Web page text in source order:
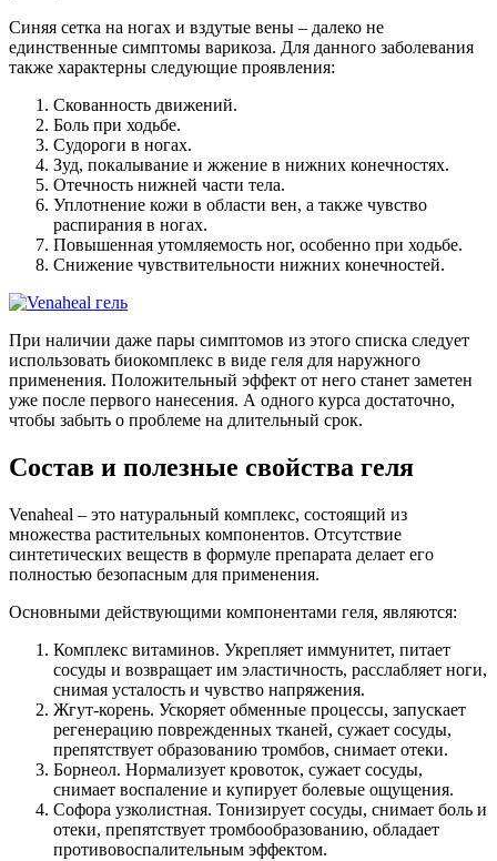
Синяя сетка на ногах и вздутые вены – далеко не
единственные симптомы варикоза. Для данного заболевания
также характерны следующие проявления:
Скованность движений.
Боль при ходьбе.
Судороги в ногах.
Зуд, покалывание и жжение в нижних конечностях.
Отечность нижней части тела.
Уплотнение кожи в области вен, а также чувство
распирания в ногах.
Повышенная утомляемость ног, особенно при ходьбе.
Снижение чувствительности нижних конечностей.
При наличии даже пары симптомов из этого списка следует
использовать биокомплекс в виде геля для наружного
применения. Положительный эффект от него станет заметен
уже после первого нанесения. А одного курса достаточно,
чтобы забыть о проблеме на длительный срок.
Состав и полезные свойства геля
Venaheal – это натуральный комплекс, состоящий из
множества растительных компонентов. Отсутствие
синтетических веществ в формуле препарата делает его
полностью безопасным для применения.
Основными действующими компонентами геля, являются:
Комплекс витаминов. Укрепляет иммунитет, питает
сосуды и возвращает им эластичность, расслабляет ноги,
снимая усталость и чувство напряжения.
Жгут-корень. Ускоряет обменные процессы, запускает
регенерацию поврежденных тканей, сужает сосуды,
препятствует образованию тромбов, снимает отеки.
Борнеол. Нормализует кровоток, сужает сосуды,
снимает воспаление и купирует болевые ощущения.
Софора узколистная. Тонизирует сосуды, снимает боль и
отеки, препятствует тромбообразованию, обладает
противовоспалительным эффектом.